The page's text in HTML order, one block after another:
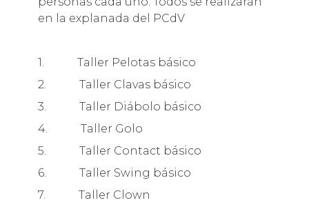
en la explanada del PCdV
1. Taller Pelotas básico
2. Taller Clavas básico
3. Taller Diábolo básico
4. Taller Golo
5. Taller Contact básico
6. Taller Swing básico
7. Taller Clown